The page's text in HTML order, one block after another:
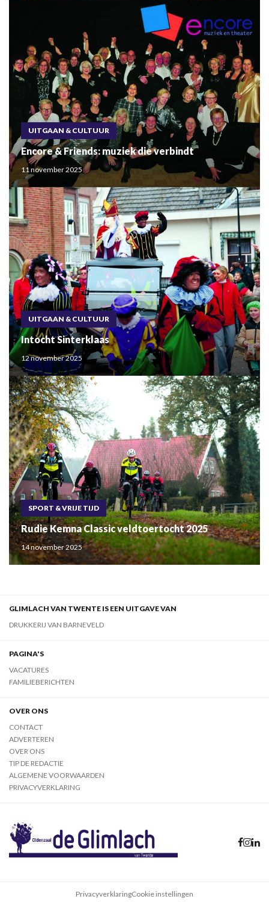
UITGAAN & CULTUUR
Encore & Friends: muziek die verbindt
11 november 2025
UITGAAN & CULTUUR
Intocht Sinterklaas
12 november 2025
SPORT & VRIJE TIJD
Rudie Kemna Classic veldtoertocht 2025
14 november 2025
GLIMLACH VAN TWENTE IS EEN UITGAVE VAN
DRUKKERIJ VAN BARNEVELD
PAGINA'S
VACATURES
FAMILIEBERICHTEN
OVER ONS
CONTACT
ADVERTEREN
OVER ONS
TIP DE REDACTIE
ALGEMENE VOORWAARDEN
PRIVACYVERKLARING
PrivacyverklaringCookie instellingen